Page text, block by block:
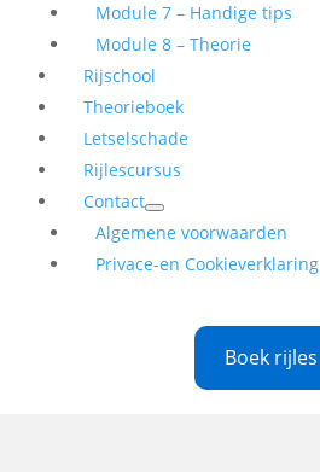
Module 7 – Handige tips
Module 8 – Theorie
Rijschool
Theorieboek
Letselschade
Rijlescursus
Contact
Algemene voorwaarden
Privace-en Cookieverklaring
Boek rijles